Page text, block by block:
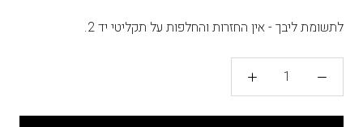
לתשומת ליבך - אין החזרות והחלפות על תקליטי יד 2.